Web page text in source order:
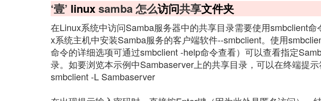
‘壹’ linuxsamba 怎么访问共享文件夹
在Linux系统中访问Samba服务器中的共享目录需要使用smbclient
x系统主机中安装Samba服务的客户端软件--smbclient。使用
命令的详细选项可通过smbclient -help命令查看）可以查看指定
录。如要浏览本示例中Sambaserver上的共享目录，可以在终端提示
smbclient -L Sambaserver